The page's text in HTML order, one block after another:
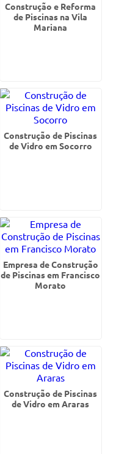
Construção e Reforma
de Piscinas na Vila
Mariana
Construção de Piscinas
de Vidro em Socorro
Empresa de Construção
de Piscinas em Francisco
Morato
Construção de Piscinas
de Vidro em Araras